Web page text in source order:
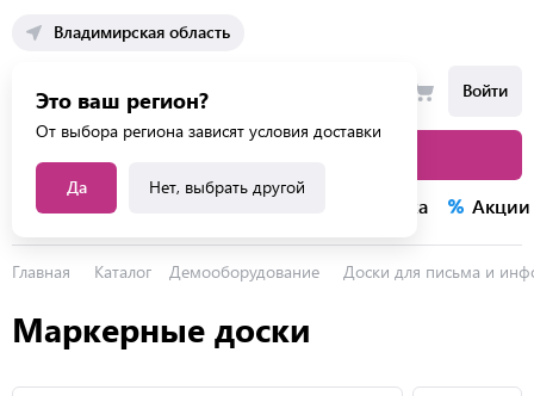
Владимирская область
Это ваш регион?
От выбора региона зависят условия доставки
Да Нет, выбрать другой
Войти
Каталог услуг Распродажа Акции
Главная Каталог Демооборудование Доски для письма и
Маркерные доски